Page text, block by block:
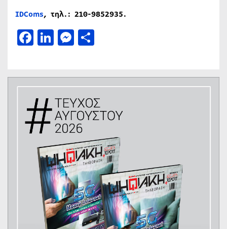
IDComs, τηλ.: 210-9852935.
Facebook
LinkedIn
Messenger